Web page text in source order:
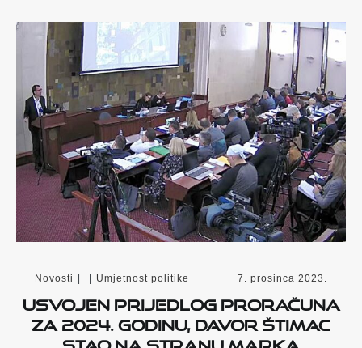
Novosti | | Umjetnost politike 7. prosinca 2023.
Usvojen Prijedlog proračuna
za 2024. godinu, Davor Štimac
stao na stranu Marka